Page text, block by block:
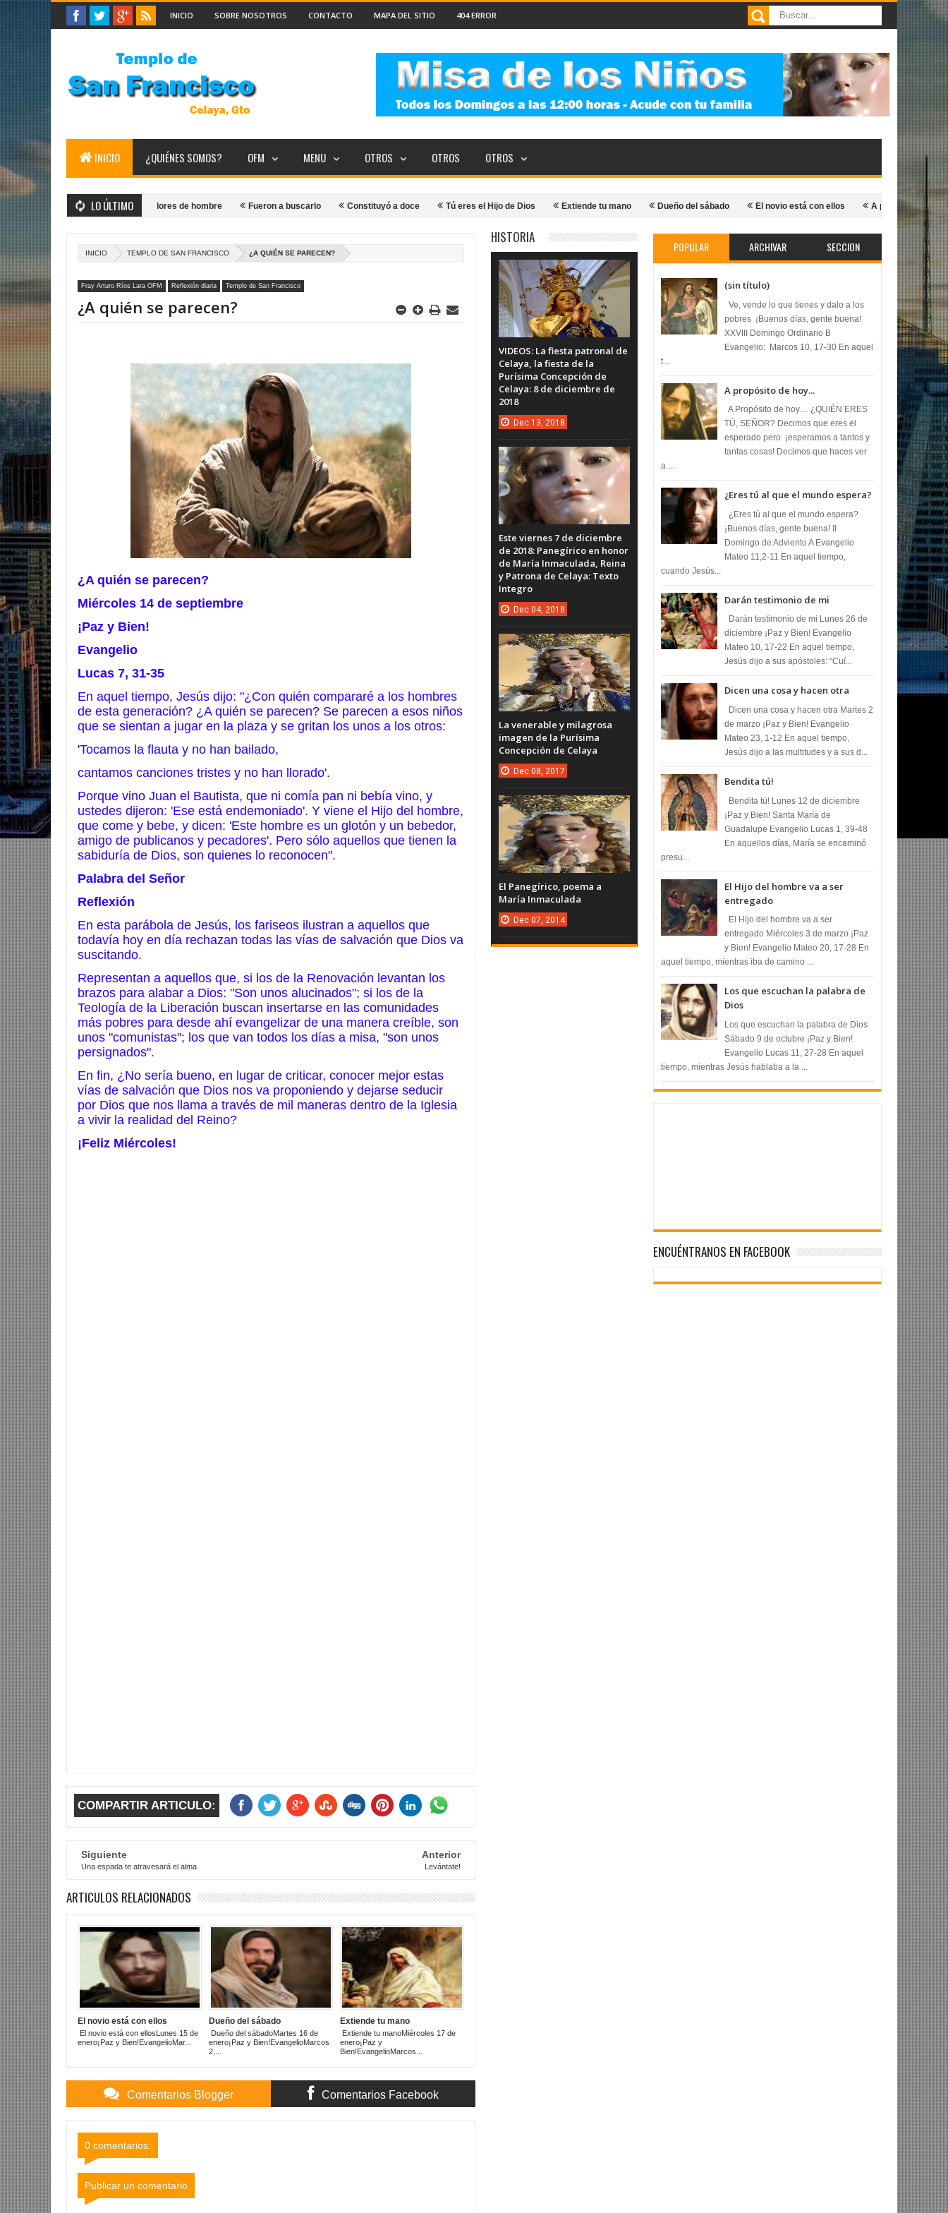
INICIO SOBRE NOSOTROS CONTACTO MAPA DEL SITIO 404 ERROR
INICIO ¿QUIÉNES SOMOS? OFM MENU OTROS OTROS OTROS
LO ÚLTIMO
Yo los haré pescadores de hombre Fueron a buscarlo Constituyó a doce Tú eres el Hijo de Dios Extiende tu mano Dueño del sábado El novio está con ellos A propósito de hoy...
INICIO TEMPLO DE SAN FRANCISCO ¿A QUIÉN SE PARECEN?
Fray Arturo Ríos Lara OFM Reflexión diaria Templo de San Francisco
¿A quién se parecen?
¿A quién se parecen?
Miércoles 14 de septiembre
¡Paz y Bien!
Evangelio
Lucas 7, 31-35
En aquel tiempo, Jesús dijo: "¿Con quién compararé a los hombres
de esta generación? ¿A quién se parecen? Se parecen a esos niños
que se sientan a jugar en la plaza y se gritan los unos a los otros:
'Tocamos la flauta y no han bailado,
cantamos canciones tristes y no han llorado'.
Porque vino Juan el Bautista, que ni comía pan ni bebía vino, y
ustedes dijeron: 'Ese está endemoniado'. Y viene el Hijo del hombre,
que come y bebe, y dicen: 'Este hombre es un glotón y un bebedor,
amigo de publicanos y pecadores'. Pero sólo aquellos que tienen la
sabiduría de Dios, son quienes lo reconocen".
Palabra del Señor
Reflexión
En esta parábola de Jesús, los fariseos ilustran a aquellos que
todavía hoy en día rechazan todas las vías de salvación que Dios va
suscitando.
Representan a aquellos que, si los de la Renovación levantan los
brazos para alabar a Dios: "Son unos alucinados"; si los de la
Teología de la Liberación buscan insertarse en las comunidades
más pobres para desde ahí evangelizar de una manera creíble, son
unos "comunistas"; los que van todos los días a misa, "son unos
persignados".
En fin, ¿No sería bueno, en lugar de criticar, conocer mejor estas
vías de salvación que Dios nos va proponiendo y dejarse seducir
por Dios que nos llama a través de mil maneras dentro de la Iglesia
a vivir la realidad del Reino?
¡Feliz Miércoles!
COMPARTIR ARTICULO:
Siguiente
Una espada te atravesará el alma
Anterior
Levántate!
ARTICULOS RELACIONADOS
El novio está con ellos
El novio está con ellosLunes 15 de
enero¡Paz y Bien!EvangelioMar...
Dueño del sábado
Dueño del sábadoMartes 16 de
enero¡Paz y Bien!EvangelioMarcos
2,...
Extiende tu mano
Extiende tu manoMiércoles 17 de
enero¡Paz y
Bien!EvangelioMarcos...
Comentarios Blogger Comentarios Facebook
0 comentarios:
Publicar un comentario
POPULAR ARCHIVAR SECCION
(sin título)
Ve, vende lo que tienes y dalo a los
pobres ¡Buenos días, gente buena!
XXVIII Domingo Ordinario B
Evangelio: Marcos 10, 17-30 En aquel
t...
A propósito de hoy...
A Propósito de hoy… ¿QUIÉN ERES
TÚ, SEÑOR? Decimos que eres el
esperado pero ¡esperamos a tantos y
tantas cosas! Decimos que haces ver
a ...
¿Eres tú al que el mundo espera?
¿Eres tú al que el mundo espera?
¡Buenos días, gente buena! II
Domingo de Adviento A Evangelio
Mateo 11,2-11 En aquel tiempo,
cuando Jesús...
Darán testimonio de mi
Darán testimonio de mi Lunes 26 de
diciembre ¡Paz y Bien! Evangelio
Mateo 10, 17-22 En aquel tiempo,
Jesús dijo a sus apóstoles: "Cuí...
Dicen una cosa y hacen otra
Dicen una cosa y hacen otra Martes 2
de marzo ¡Paz y Bien! Evangelio
Mateo 23, 1-12 En aquel tiempo,
Jesús dijo a las multitudes y a sus d...
Bendita tú!
Bendita tú! Lunes 12 de diciembre
¡Paz y Bien! Santa María de
Guadalupe Evangelio Lucas 1, 39-48
En aquellos días, María se encaminó
presu...
El Hijo del hombre va a ser
entregado
El Hijo del hombre va a ser
entregado Miércoles 3 de marzo ¡Paz
y Bien! Evangelio Mateo 20, 17-28 En
aquel tiempo, mientras iba de camino ...
Los que escuchan la palabra de
Dios
Los que escuchan la palabra de Dios
Sábado 9 de octubre ¡Paz y Bien!
Evangelio Lucas 11, 27-28 En aquel
tiempo, mientras Jesús hablaba a la ...
ENCUÉNTRANOS EN FACEBOOK
HISTORIA
VIDEOS: La fiesta patronal de
Celaya, la fiesta de la
Purísima Concepción de
Celaya: 8 de diciembre de
2018
Dec 13, 2018
Este viernes 7 de diciembre
de 2018: Panegírico en honor
de María Inmaculada, Reina
y Patrona de Celaya: Texto
Integro
Dec 04, 2018
La venerable y milagrosa
imagen de la Purísima
Concepción de Celaya
Dec 08, 2017
El Panegírico, poema a
María Inmaculada
Dec 07, 2014